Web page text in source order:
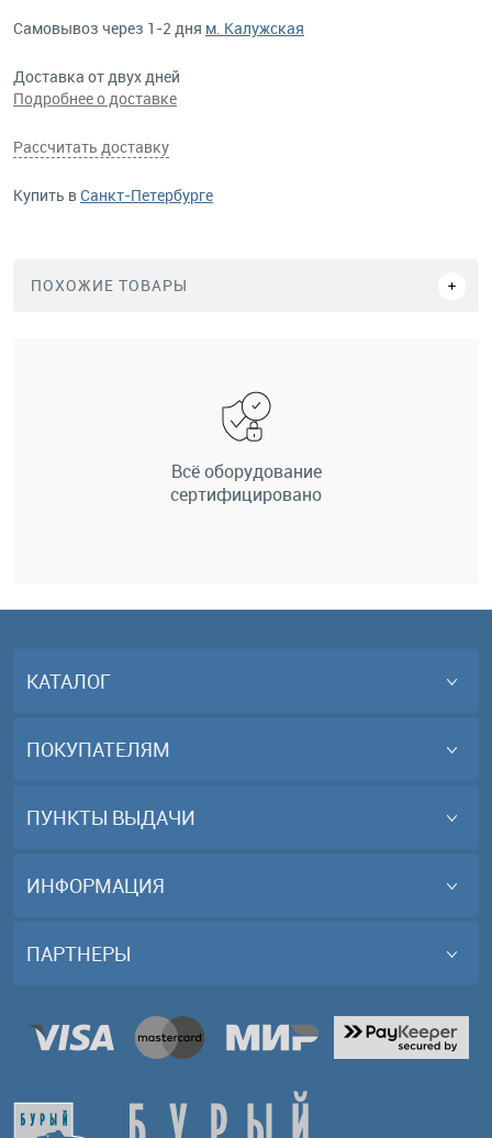
Самовывоз через 1-2 дня м. Калужская
Доставка от двух дней
Подробнее о доставке
Рассчитать доставку
Купить вСанкт-Петербурге
ПОХОЖИЕ ТОВАРЫ
Всё оборудование
сертифицировано
КАТАЛОГ
ПОКУПАТЕЛЯМ
ПУНКТЫ ВЫДАЧИ
ИНФОРМАЦИЯ
ПАРТНЕРЫ